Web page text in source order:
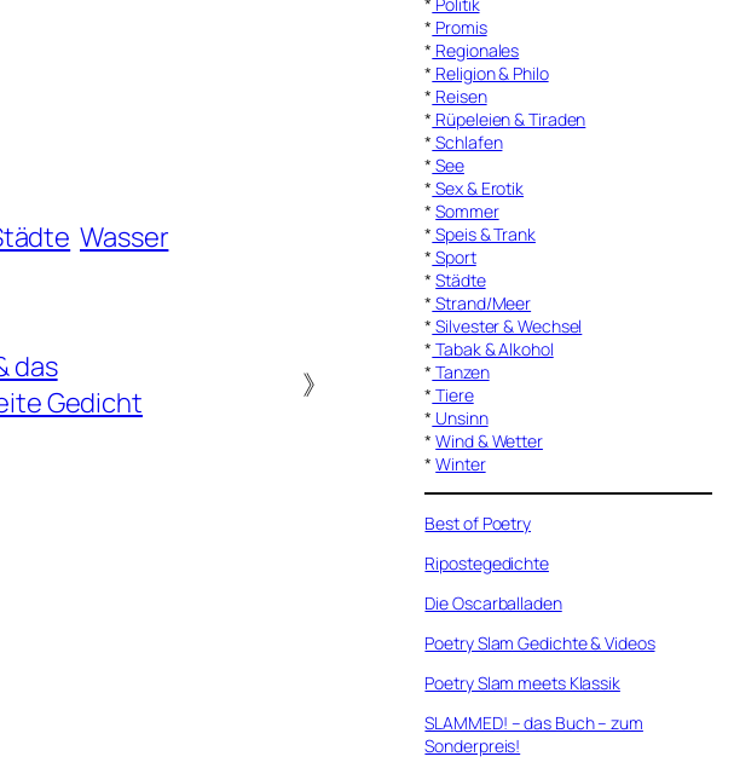
Wasser
das
Gedicht
》
* Promis
* Regionales
* Religion & Philo
* Reisen
* Rüpeleien & Tiraden
* Schlafen
* See
* Sex & Erotik
*Sommer
* Speis & Trank
* Sport
*Städte
* Strand/Meer
* Silvester & Wechsel
* Tabak & Alkohol
* Tanzen
* Tiere
* Unsinn
*Wind & Wetter
*Winter
Best of Poetry
Ripostegedichte
Die Oscarballaden
Poetry Slam Gedichte & Videos
Poetry Slam meets Klassik
SLAMMED! – das Buch – zum
Sonderpreis!